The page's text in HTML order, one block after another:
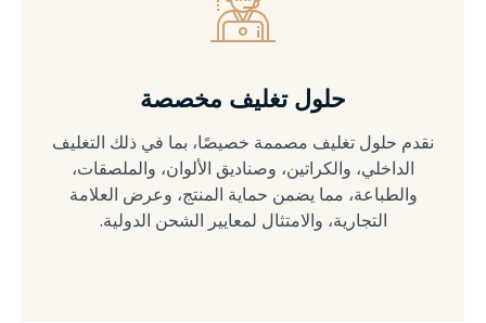
حلول تغليف مخصصة
نقدم حلول تغليف مصممة خصيصًا، بما في ذلك التغليف
الداخلي، والكراتين، وصناديق الألوان، والملصقات،
والطباعة، مما يضمن حماية المنتج، وعرض العلامة
التجارية، والامتثال لمعايير الشحن الدولية.